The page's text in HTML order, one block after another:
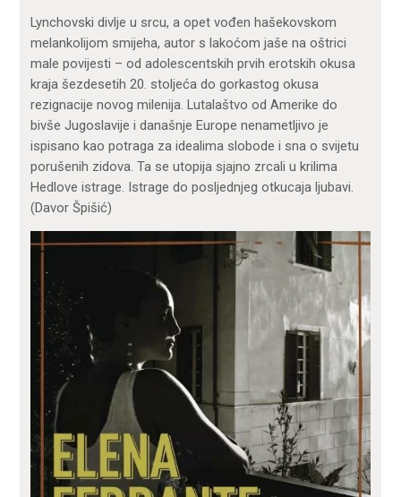
Lynchovski divlje u srcu, a opet vođen hašekovskom
melankolijom smijeha, autor s lakoćom jaše na oštrici
male povijesti – od adolescentskih prvih erotskih okusa
kraja šezdesetih 20. stoljeća do gorkastog okusa
rezignacije novog milenija. Lutalaštvo od Amerike do
bivše Jugoslavije i današnje Europe nenametljivo je
ispisano kao potraga za idealima slobode i sna o svijetu
porušenih zidova. Ta se utopija sjajno zrcali u krilima
Hedlove istrage. Istrage do posljednjeg otkucaja ljubavi.
(Davor Špišić)